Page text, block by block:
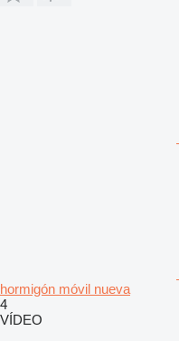
hormigón móvil nueva
4
VÍDEO